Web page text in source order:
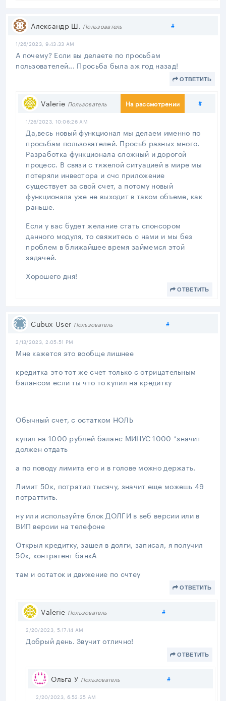
Александр Ш. Пользователь #Поделиться
1/26/2023, 9:43:33 AM
А почему? Если вы делаете по просьбам
пользователей... Просьба была аж год назад!
ОТВЕТИТЬ
Valerie Пользователь На рассмотрении #
1/26/2023, 10:06:26 AM
Да,весь новый функционал мы делаем именно по
просьбам пользователей. Просьб разных много.
Разработка функционала сложный и дорогой
процесс. В связи с тяжелой ситуацией в мире мы
потеряли инвестора и счс приложение
существует за свой счет, а потому новый
функционала уже не выходит в таком объеме, как
раньше.
Если у вас будет желание стать спонсором
данного модуля, то свяжитесь с нами и мы без
проблем в ближайшее время займемся этой
задачей.
Хорошего дня!
ОТВЕТИТЬ
Cubux User Пользователь #Поделиться
2/13/2023, 2:05:51 PM
Мне кажется это вообще лишнее
кредитка это тот же счет только с отрицательным
балансом если ты что то купил на кредитку
Обычный счет, с остатком НОЛЬ
купил на 1000 рублей баланс МИНУС 1000 *значит
должен отдать
а по поводу лимита его и в голове можно держать.
Лимит 50к, потратил тысячу, значит еще можешь 49
потраттить.
ну или используйте блок ДОЛГИ в веб версии или в
ВИП версии на телефоне
Открыл кредитку, зашел в долги, записал, я получил
50к, контрагент банкА
там и остаток и движение по счтеу
ОТВЕТИТЬ
Valerie Пользователь #Поделиться
2/20/2023, 5:17:14 AM
Добрый день. Звучит отлично!
ОТВЕТИТЬ
Ольга У Пользователь #Поделиться
2/20/2023, 6:52:25 AM